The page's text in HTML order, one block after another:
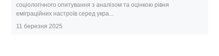
соціологічного опитування з аналізом та оцінкою рівня
еміграційних настроїв серед укра...
11 березня 2025